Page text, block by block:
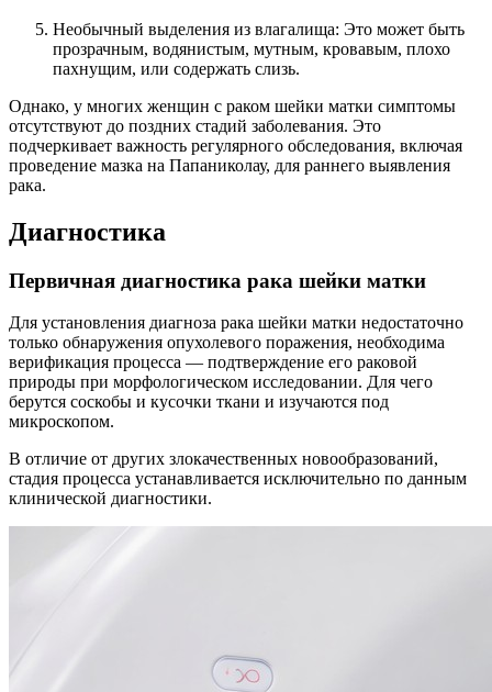
Необычный выделения из влагалища: Это может быть
прозрачным, водянистым, мутным, кровавым, плохо
пахнущим, или содержать слизь.
Однако, у многих женщин с раком шейки матки симптомы
отсутствуют до поздних стадий заболевания. Это
подчеркивает важность регулярного обследования, включая
проведение мазка на Папаниколау, для раннего выявления
рака.
Диагностика
Первичная диагностика рака шейки матки
Для установления диагноза рака шейки матки недостаточно
только обнаружения опухолевого поражения, необходима
верификация процесса — подтверждение его раковой
природы при морфологическом исследовании. Для чего
берутся соскобы и кусочки ткани и изучаются под
микроскопом.
В отличие от других злокачественных новообразований,
стадия процесса устанавливается исключительно по данным
клинической диагностики.